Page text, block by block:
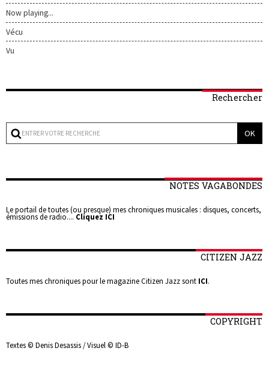
Now playing...
Vécu
Vu
Rechercher
NOTES VAGABONDES
Le portail de toutes (ou presque) mes chroniques musicales : disques, concerts,
émissions de radio.... Cliquez ICI
CITIZEN JAZZ
Toutes mes chroniques pour le magazine Citizen Jazz sont ICI.
COPYRIGHT
Textes © Denis Desassis / Visuel © ID-B